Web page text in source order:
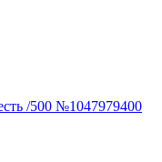
/500 №1047979400